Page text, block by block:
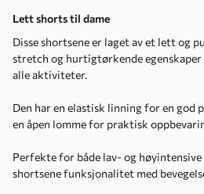
Lett shorts til dame
Disse shortsene er laget av et lett og
stretch og hurtigtørkende
alle aktiviteter.
Den har en elastisk linning for en god
en åpen lomme for praktisk
Perfekte for både lav- og
shortsene funksjonalitet med